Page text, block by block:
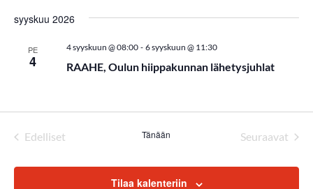
s
a
N
ä
syyskuu 2026
PE
4 RAAHE, Oulun hiippakunnan lähetysjuhlat
4 syyskuun @ 08:00 - 6 syyskuun @ 11:30
Edelliset
Tänään
Seuraavat
Tilaa kalenteriin